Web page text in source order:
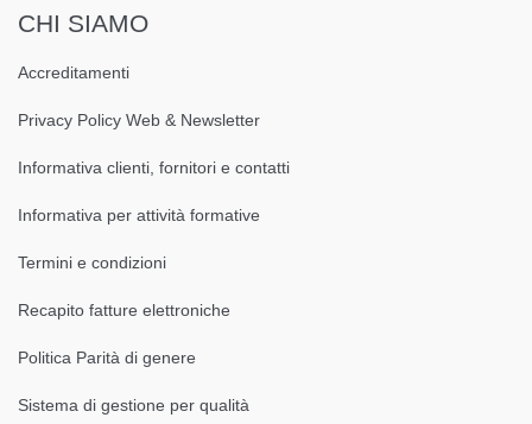
CHI SIAMO
Accreditamenti
Privacy Policy Web & Newsletter
Informativa clienti, fornitori e contatti
Informativa per attività formative
Termini e condizioni
Recapito fatture elettroniche
Politica Parità di genere
Sistema di gestione per qualità